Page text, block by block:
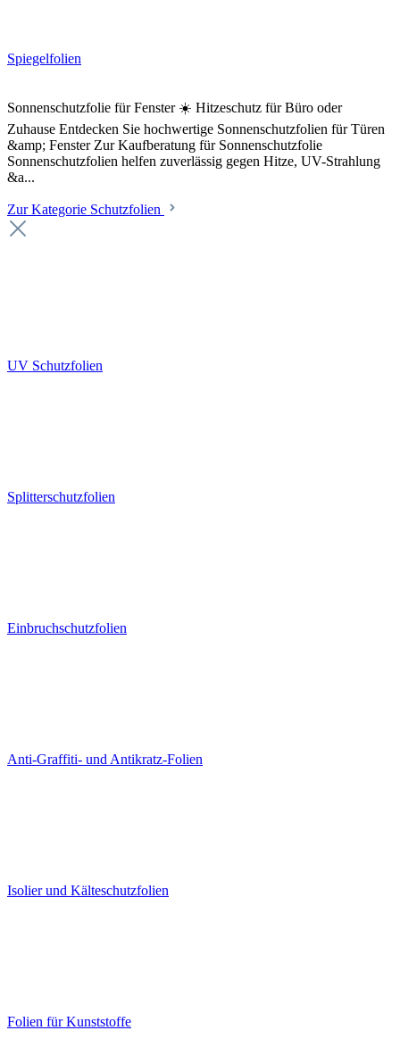
Spiegelfolien
Sonnenschutzfolie für Fenster ☀️ Hitzeschutz für Büro oder
Zuhause Entdecken Sie hochwertige Sonnenschutzfolien für Türen
&amp; Fenster Zur Kaufberatung für Sonnenschutzfolie
Sonnenschutzfolien helfen zuverlässig gegen Hitze, UV-Strahlung
&a...
Zur Kategorie Schutzfolien
UV Schutzfolien
Splitterschutzfolien
Einbruchschutzfolien
Anti-Graffiti- und Antikratz-Folien
Isolier und Kälteschutzfolien
Folien für Kunststoffe